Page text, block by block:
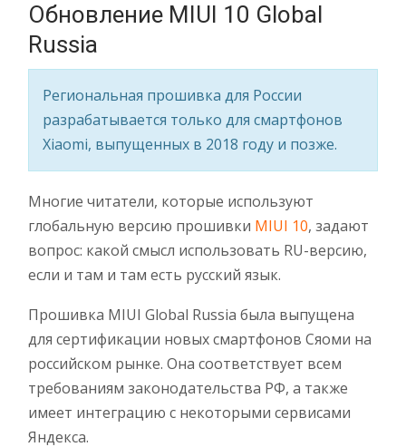
Обновление MIUI 10 Global
Russia
Региональная прошивка для России
разрабатывается только для смартфонов
Xiaomi, выпущенных в 2018 году и позже.
Многие читатели, которые используют
глобальную версию прошивки MIUI 10, задают
вопрос: какой смысл использовать RU-версию,
если и там и там есть русский язык.
Прошивка MIUI Global Russia была выпущена
для сертификации новых смартфонов Сяоми на
российском рынке. Она соответствует всем
требованиям законодательства РФ, а также
имеет интеграцию с некоторыми сервисами
Яндекса.